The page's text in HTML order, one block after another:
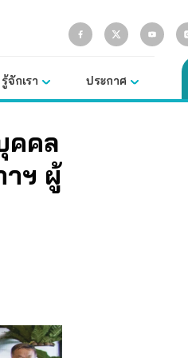
รู้จักเรา ประกาศ
คคล
าฯ ผู้